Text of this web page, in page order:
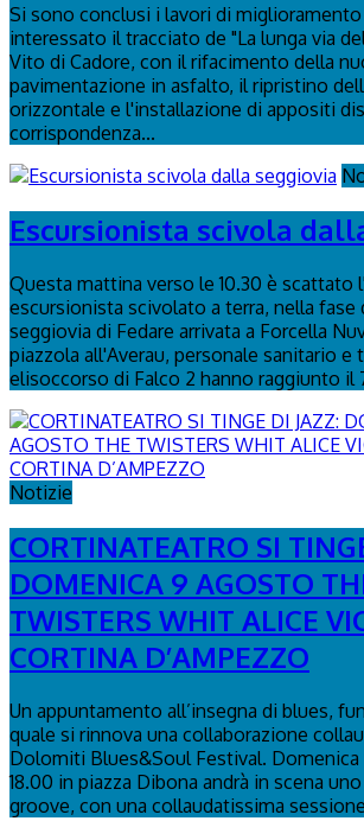
Si sono conclusi i lavori di
interessato il tracciato de "La lunga via
Vito di Cadore, con il rifacimento della
pavimentazione in asfalto, il ripristino
orizzontale e l'installazione di appositi
corrispondenza...
Escursionista scivola
Questa mattina verso le 10.30 è scattato
escursionista scivolato a terra, nella fase
seggiovia di Fedare arrivata a Forcella
piazzola all'Averau, personale sanitario e
elisoccorso di Falco 2 hanno raggiunto il
Notizie
CORTINATEATRO SI
DOMENICA 9 AGOSTO
TWISTERS WHIT ALICE
CORTINA D’AMPEZZO
Un appuntamento all’insegna di blues,
quale si rinnova una collaborazione
Dolomiti Blues&Soul Festival. Domenica
18.00 in piazza Dibona andrà in scena
groove, con una collaudatissima